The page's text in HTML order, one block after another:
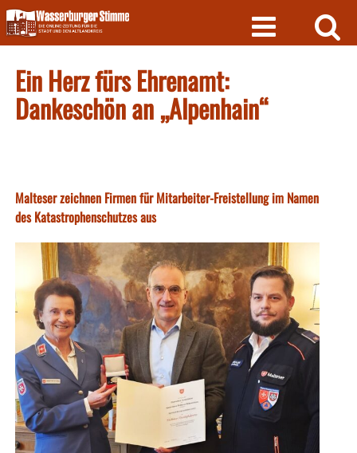
Skip
to
content
Ein Herz fürs Ehrenamt:
Dankeschön an „Alpenhain“
Malteser zeichnen Firmen für Mitarbeiter-Freistellung im Namen
des Katastrophenschutzes aus